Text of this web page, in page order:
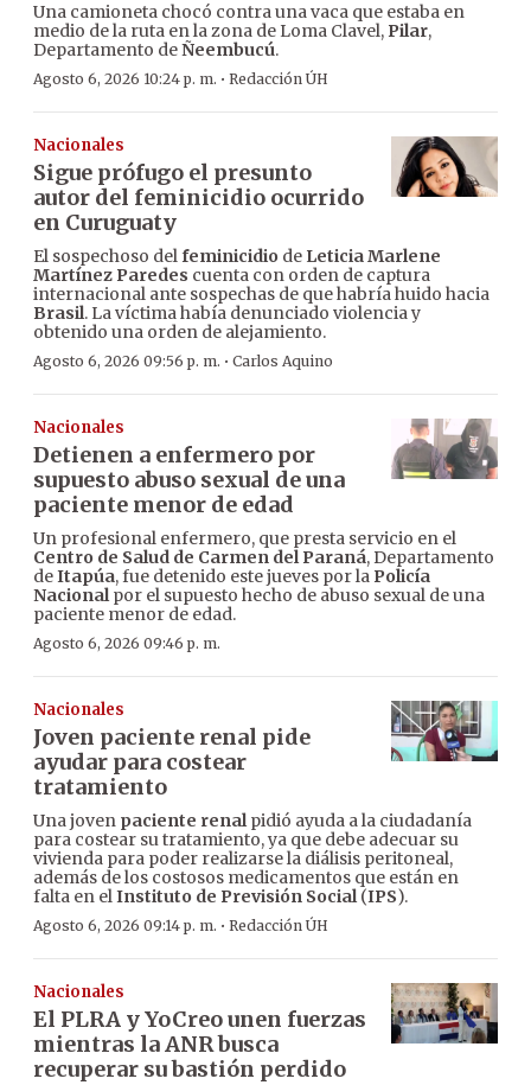
Una camioneta chocó contra una vaca que estaba en
medio de la ruta en la zona de Loma Clavel, Pilar,
Departamento deÑeembucú.
Agosto 6, 2026 10:24 p. m. · Redacción ÚH
Nacionales
Sigue prófugo el presunto
autor del feminicidio ocurrido
en Curuguaty
El sospechoso delfeminicidio de Leticia Marlene
Martínez Paredes cuenta con orden de captura
internacional ante sospechas de que habría huido hacia
Brasil. La víctima había denunciado violencia y
obtenido una orden de alejamiento.
Agosto 6, 2026 09:56 p. m. · Carlos Aquino
Nacionales
Detienen a enfermero por
supuesto abuso sexual de una
paciente menor de edad
Un profesional enfermero, que presta servicio en el
Centro de Salud de Carmen del Paraná, Departamento
deItapúa, fue detenido este jueves por la Policía
Nacionalpor el supuesto hecho de abuso sexual de una
paciente menor de edad.
Agosto 6, 2026 09:46 p. m.
Nacionales
Joven paciente renal pide
ayudar para costear
tratamiento
Una joven paciente renalpidió ayuda a la ciudadanía
para costear su tratamiento, ya que debe adecuar su
vivienda para poder realizarse la diálisis peritoneal,
además de los costosos medicamentos que están en
falta en elInstituto de Previsión Social(IPS).
Agosto 6, 2026 09:14 p. m. · Redacción ÚH
Nacionales
El PLRA y YoCreo unen fuerzas
mientras la ANR busca
recuperar su bastión perdido